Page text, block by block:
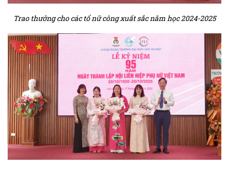
Trao thưởng cho các tổ nữ công xuất sắc năm học 2024-2025